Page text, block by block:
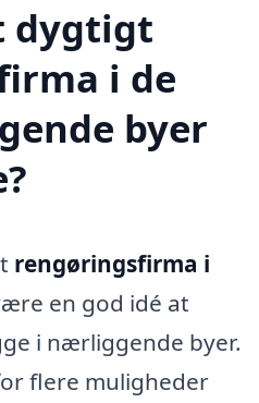
dygtigt
i de
byer
rengøringsfirma i
en god idé at
i nærliggende byer.
flere muligheder